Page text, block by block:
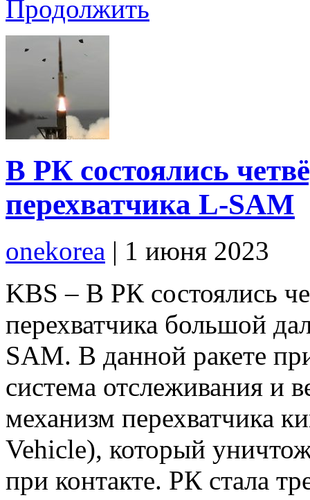
Продолжить
В РК состоялись
перехватчика L-SAM
onekorea | 1 июня 2023
KBS – В РК состоялись
перехватчика большой
SAM. В данной ракете
система отслеживания и
механизм перехватчика
Vehicle), который
при контакте. РК стала